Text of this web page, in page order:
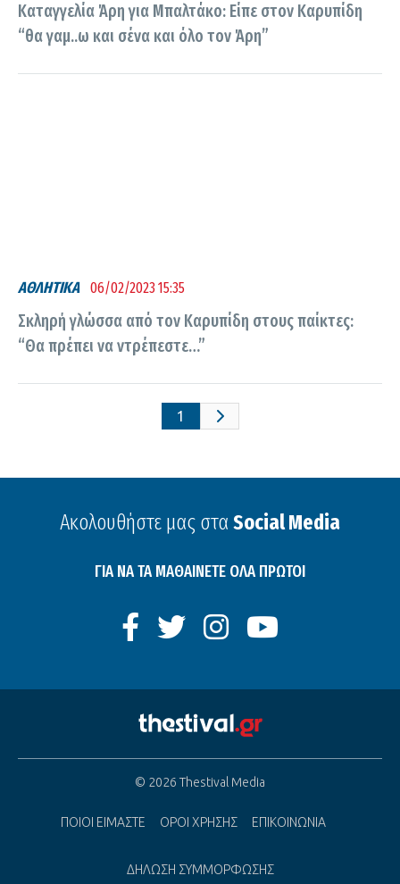
Καταγγελία Άρη για Μπαλτάκο: Είπε στον Καρυπίδη
“θα γαμ..ω και σένα και όλο τον Άρη”
ΑΘΛΗΤΙΚΑ 06/02/2023 15:35
Σκληρή γλώσσα από τον Καρυπίδη στους παίκτες:
“Θα πρέπει να ντρέπεστε…”
1
Ακολουθήστε μας στα Social Media
ΓΙΑ ΝΑ ΤΑ ΜΑΘΑΙΝΕΤΕ ΟΛΑ ΠΡΩΤΟΙ
© 2026 Thestival Media
ΠΟΙΟΙ ΕΙΜΑΣΤΕ ΟΡΟΙ ΧΡΗΣΗΣ ΕΠΙΚΟΙΝΩΝΙΑ
ΔΗΛΩΣΗ ΣΥΜΜΟΡΦΩΣΗΣ